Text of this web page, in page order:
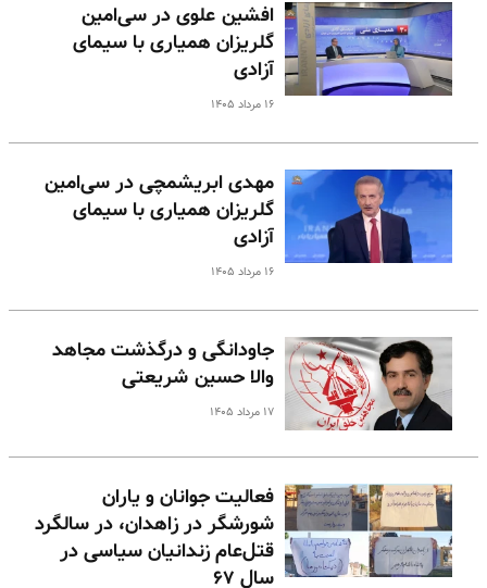
افشین علوی در سی‌امین
گلریزان همیاری با سیمای
آزادی
۱۶ مرداد ۱۴۰۵
مهدی ابریشمچی در سی‌امین
گلریزان همیاری با سیمای
آزادی
۱۶ مرداد ۱۴۰۵
جاودانگی و درگذشت مجاهد
والا حسین شریعتی
۱۷ مرداد ۱۴۰۵
فعالیت جوانان و یاران
شورشگر در زاهدان، در سالگرد
قتل‌عام زندانیان سیاسی در
سال ۶۷